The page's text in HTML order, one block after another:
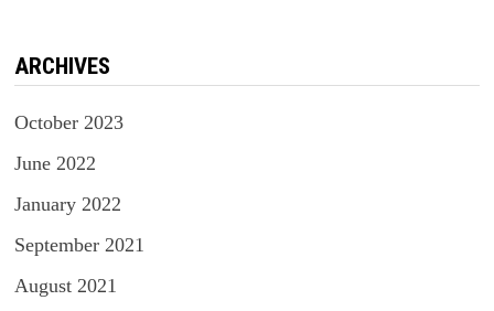
ARCHIVES
October 2023
June 2022
January 2022
September 2021
August 2021